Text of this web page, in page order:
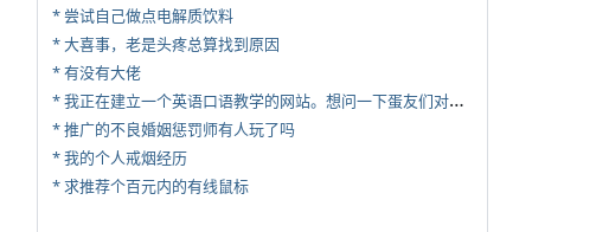
* 尝试自己做点电解质饮料
* 大喜事，老是头疼总算找到原因
* 有没有大佬
*
我正在建立一个英语口语教学的网站。想问一下蛋友们对这类教学机构或网站的痛点。
* 推广的不良婚姻惩罚师有人玩了吗
* 我的个人戒烟经历
* 求推荐个百元内的有线鼠标